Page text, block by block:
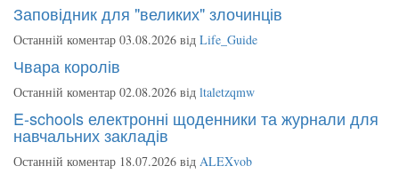
Заповідник для "великих" злочинців
Останній коментар 03.08.2026 від Life_Guide
Чвара королів
Останній коментар 02.08.2026 від ltaletzqmw
E-schools електронні щоденники та журнали для
навчальних закладів
Останній коментар 18.07.2026 від ALEXvob